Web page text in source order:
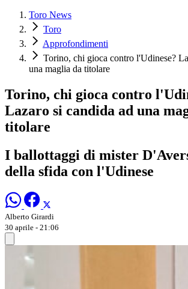
Toro News
Toro
Approfondimenti
Torino, chi gioca contro l'Udinese?
una maglia da titolare
Torino, chi gioca contro
Lazaro si candida ad una
titolare
I ballottaggi di mister
della sfida con l'Udinese
Alberto Girardi
30 aprile - 21:06